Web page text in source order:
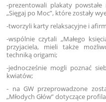
-prezentowali plakaty
„Sięgaj po Moc”, które zostały
-tworzyli karty relaksacyjne i
-wspólnie czytali „Małego
przyjaciela, mieli także
techniką origami;
-jednocześnie mogli poznać
kwiatów;
- na GW przeprowadzone
„Młodych Głów” dotyczące